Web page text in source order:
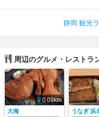
静岡 観光
周辺のグルメ・レストラ
0.09km
大海
うなぎ 浜